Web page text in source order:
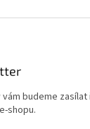
vám budeme
shopu.